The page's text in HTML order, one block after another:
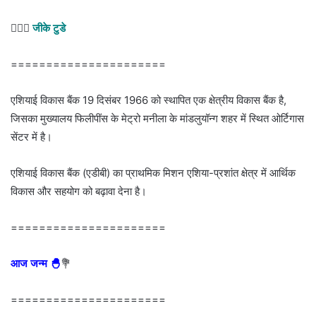
💁🏻‍♂‍जीके टुडे
======================
एशियाई विकास बैंक 19 दिसंबर 1966 को स्थापित एक क्षेत्रीय विकास बैंक है,
जिसका मुख्यालय फिलीपींस के मेट्रो मनीला के मांडलुयॉन्ग शहर में स्थित ओर्टिगास
सेंटर में है।
एशियाई विकास बैंक (एडीबी) का प्राथमिक मिशन एशिया-प्रशांत क्षेत्र में आर्थिक
विकास और सहयोग को बढ़ावा देना है।
======================
आज जन्म 🐣💐
======================